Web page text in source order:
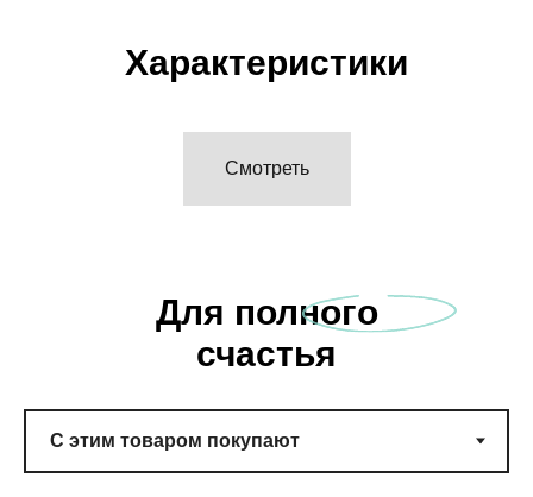
Характеристики
Смотреть
Для полного
счастья